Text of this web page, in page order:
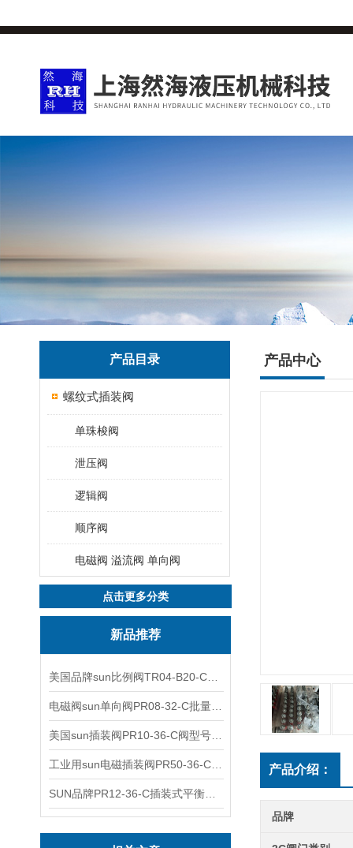
产品目录
螺纹式插装阀
单珠梭阀
泄压阀
逻辑阀
顺序阀
电磁阀 溢流阀 单向阀
点击更多分类
新品推荐
产品中心
产品介绍：
品牌